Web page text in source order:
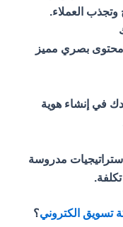
العملاء.
بصري مميز
إنشاء هوية
مدروسة
الكتروني؟